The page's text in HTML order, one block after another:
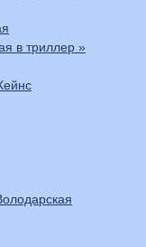
в триллер »
души» Ольга Володарская